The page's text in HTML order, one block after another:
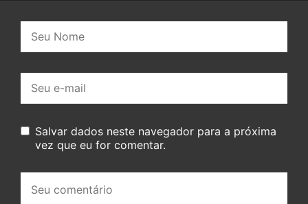
mail:
Salvar dados neste navegador para a próxima
vez que eu for comentar.
comentário: